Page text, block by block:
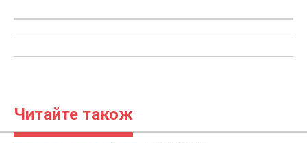
Читайте також